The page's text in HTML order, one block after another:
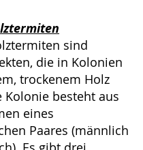
sind
die in Kolonien
trockenem Holz
Kolonie besteht aus
eines
Paares (männlich